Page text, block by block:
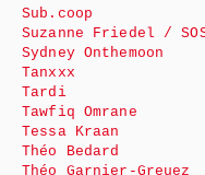
Sub.coop
Suzanne Friedel /
Sydney Onthemoon
Tanxxx
Tardi
Tawfiq Omrane
Tessa Kraan
Théo Bedard
Théo Garnier-Greuez